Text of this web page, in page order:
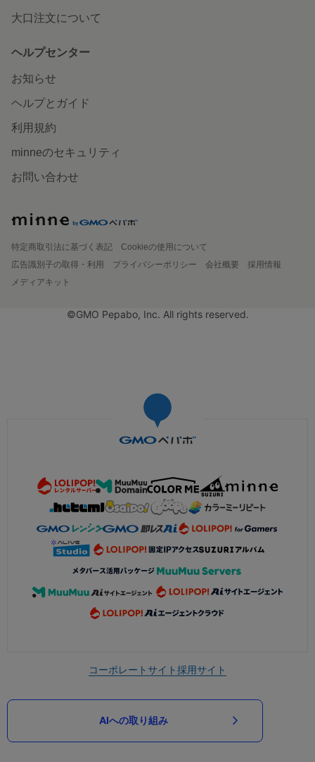
大口注文について
ヘルプセンター
お知らせ
ヘルプとガイド
利用規約
minneのセキュリティ
お問い合わせ
特定商取引法に基づく表記
Cookieの使用について
広告識別子の取得・利用
プライバシーポリシー 会社概要
採用情報
メディアキット
©GMO Pepabo, Inc. All rights reserved.
コーポレートサイト採用サイト
AIへの取り組み